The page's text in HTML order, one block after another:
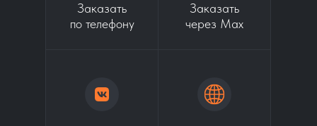
Заказать
по телефону
Заказать
через Max